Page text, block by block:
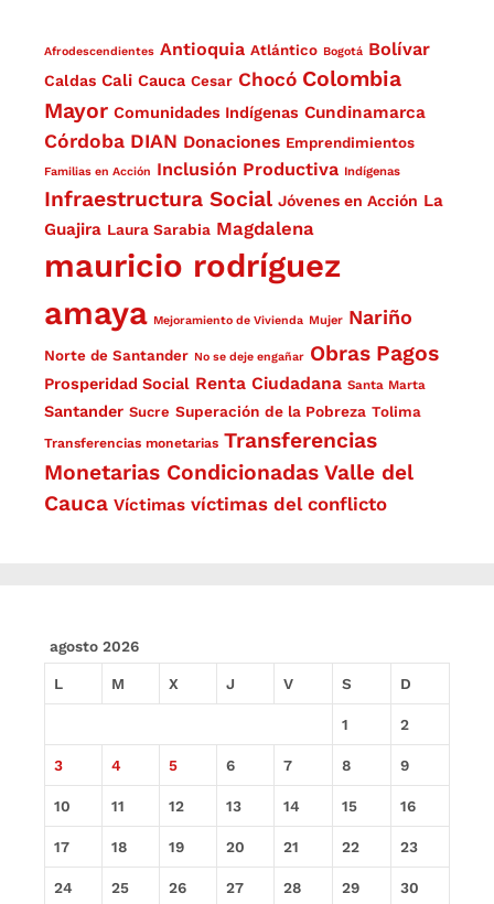
Afrodescendientes Antioquia Atlántico Bogotá Bolívar
Caldas Cali Cauca Cesar Chocó Colombia
Mayor Comunidades Indígenas Cundinamarca
Córdoba DIAN Donaciones Emprendimientos
Familias en Acción Inclusión Productiva Indígenas
Infraestructura Social Jóvenes en Acción La
Guajira Laura Sarabia Magdalena
mauricio rodríguez
amaya Mejoramiento de Vivienda Mujer Nariño
Norte de Santander No se deje engañar Obras Pagos
Prosperidad Social Renta Ciudadana Santa Marta
Santander Sucre Superación de la Pobreza Tolima
Transferencias monetarias Transferencias
Monetarias Condicionadas Valle del
Cauca Víctimas víctimas del conflicto
agosto 2026
L M X J V S D
1 2
3 4 5 6 7 8 9
10 11 12 13 14 15 16
17 18 19 20 21 22 23
24 25 26 27 28 29 30